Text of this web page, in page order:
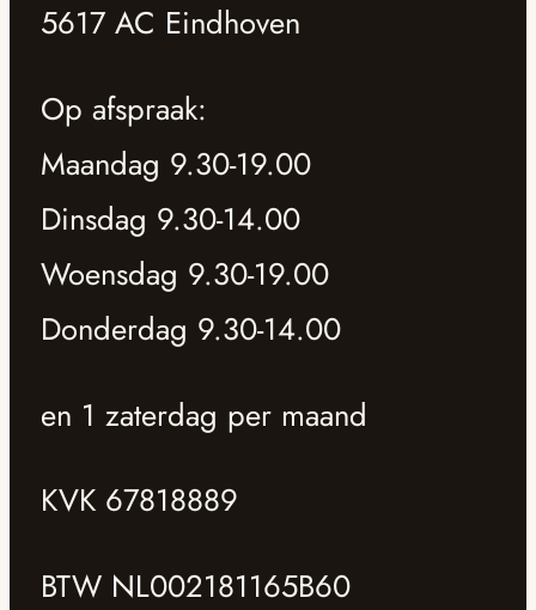
5617 AC Eindhoven
Op afspraak:
Maandag 9.30-19.00
Dinsdag 9.30-14.00
Woensdag 9.30-19.00
Donderdag 9.30-14.00
en 1 zaterdag per maand
KVK 67818889
BTW NL002181165B60